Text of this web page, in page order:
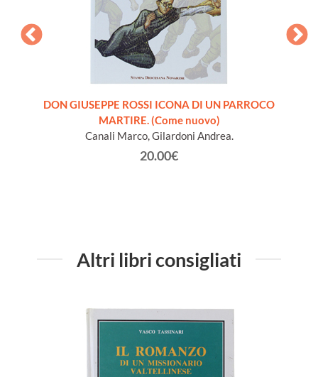
DON GIUSEPPE ROSSI ICONA DI UN PARROCO
MARTIRE. (Come nuovo)
Canali Marco, Gilardoni Andrea.
20.00€
Altri libri consigliati